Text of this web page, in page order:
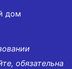
дом
обязательна